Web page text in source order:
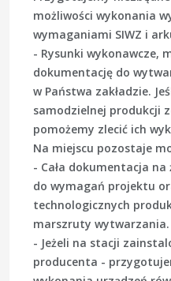
możliwości wykonania
wymaganiami SIWZ i
- Rysunki wykonawcze,
dokumentację do
w Państwa zakładzie.
samodzielnej produkcji
pomożemy zlecić ich
Na miejscu pozostaje
- Cała dokumentacja
do wymagań projektu
technologicznych
marszruty wytwarzania.
- Jeżeli na stacji
producenta -